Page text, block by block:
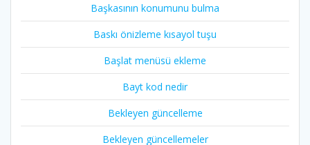
Başkasının konumunu bulma
Baskı önizleme kısayol tuşu
Başlat menüsü ekleme
Bayt kod nedir
Bekleyen güncelleme
Bekleyen güncellemeler